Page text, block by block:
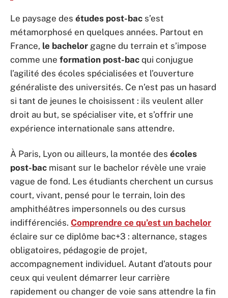
Le paysage des études post-bac s’est
métamorphosé en quelques années. Partout en
France, le bachelor gagne du terrain et s’impose
comme une formation post-bac qui conjugue
l’agilité des écoles spécialisées et l’ouverture
généraliste des universités. Ce n’est pas un hasard
si tant de jeunes le choisissent : ils veulent aller
droit au but, se spécialiser vite, et s’offrir une
expérience internationale sans attendre.
À Paris, Lyon ou ailleurs, la montée des écoles
post-bac misant sur le bachelor révèle une vraie
vague de fond. Les étudiants cherchent un cursus
court, vivant, pensé pour le terrain, loin des
amphithéâtres impersonnels ou des cursus
indifférenciés. Comprendre ce qu’est un bachelor
éclaire sur ce diplôme bac+3 : alternance, stages
obligatoires, pédagogie de projet,
accompagnement individuel. Autant d’atouts pour
ceux qui veulent démarrer leur carrière
rapidement ou changer de voie sans attendre la fin